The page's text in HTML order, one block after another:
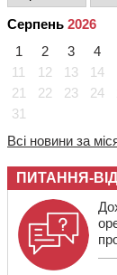
Серпень 2026
1
2 3 4
11
12 13 14
21
22 23 24
31
Всі новини за
ПИТАННЯ-